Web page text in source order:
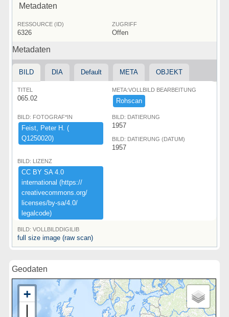
Metadaten
RESSOURCE (ID)
6326
ZUGRIFF
Offen
Metadaten
BILD DIA Default META OBJEKT
TITEL
065.02
META:VOLLBILD BEARBEITUNG
Rohscan
BILD: FOTOGRAF*IN
Feist,​ ​Peter ​H.​ ​(​
Q1250020)​
BILD: DATIERUNG
1957
BILD: DATIERUNG (DATUM)
1957
BILD: LIZENZ
CC ​BY ​SA ​4.​0 ​
international ​(​https:​/​/​
creativecommons.​org/​
licenses/​by-​sa/​4.​0/​
legalcode)​
BILD: VOLLBILDDIGILIB
full size image (raw scan)
Geodaten